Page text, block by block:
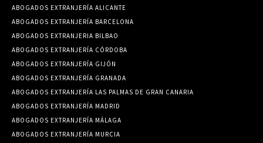
ABOGADOS EXTRANJERÍA ALICANTE
ABOGADOS EXTRANJERÍA BARCELONA
ABOGADOS EXTRANJERIA BILBAO
ABOGADOS EXTRANJERÍA CÓRDOBA
ABOGADOS EXTRANJERÍA GIJÓN
ABOGADOS EXTRANJERÍA GRANADA
ABOGADOS EXTRANJERÍA LAS PALMAS DE GRAN CANARIA
ABOGADOS EXTRANJERÍA MADRID
ABOGADOS EXTRANJERÍA MÁLAGA
ABOGADOS EXTRANJERÍA MURCIA